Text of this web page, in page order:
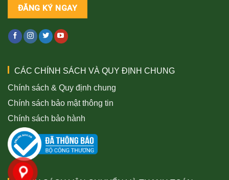
CÁC CHÍNH SÁCH VÀ QUY ĐỊNH CHUNG
Chính sách & Quy định chung
Chính sách bảo mật thông tin
Chính sách bảo hành